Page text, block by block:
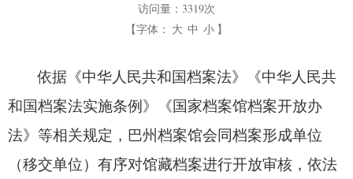
访问量： 3319次
【字体： 大 中 小 】
依据《中华人民共和国档案法》《中华人民共
和国档案法实施条例》《国家档案馆档案开放办
法》等相关规定， 巴州档案馆会同档案形成单位
（移交单位）有序对馆藏档案进行开放审核， 依法